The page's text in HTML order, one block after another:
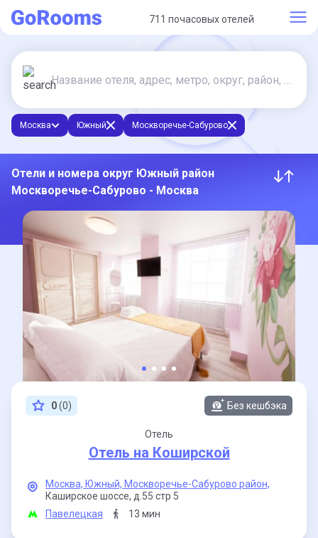
711 почасовых отелей
Москва Южный Москворечье-Сабурово
Отели и номера округ Южный район
Москворечье-Сабурово - Москва
0(0) Без кешбэка
Отель
Отель на Коширской
Москва, Южный, Москворечье-Сабурово район,
Каширское шоссе, д.55 стр 5
Павелецкая
13 мин